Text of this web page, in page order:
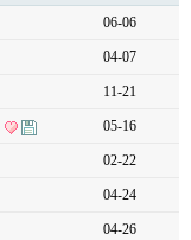
06-06
04-07
11-21
05-16
02-22
04-24
04-26